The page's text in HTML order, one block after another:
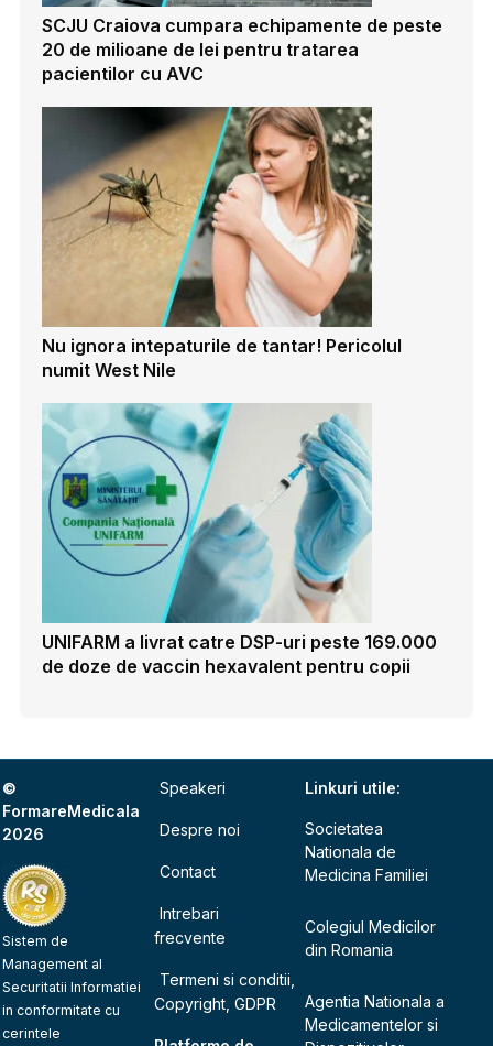
SCJU Craiova cumpara echipamente de peste
20 de milioane de lei pentru tratarea
pacientilor cu AVC
Nu ignora intepaturile de tantar! Pericolul
numit West Nile
UNIFARM a livrat catre DSP-uri peste 169.000
de doze de vaccin hexavalent pentru copii
©
FormareMedicala
2026
Sistem de
Management al
Securitatii Informatiei
in conformitate cu
cerintele
Speakeri
Despre noi
Contact
Intrebari
frecvente
Termeni si conditii,
Copyright, GDPR
Linkuri utile:
Societatea
Nationala de
Medicina Familiei
Colegiul Medicilor
din Romania
Agentia Nationala a
Medicamentelor si